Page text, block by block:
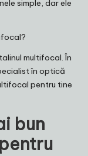
simple, dar ele
multifocal. În
în optică
pentru tine
bun